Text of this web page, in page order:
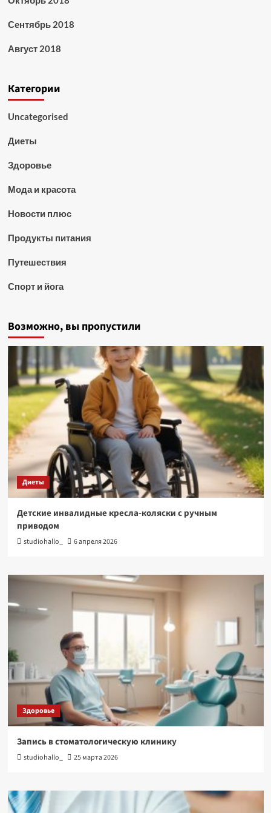
Сентябрь 2018
Август 2018
Категории
Uncategorised
Диеты
Здоровье
Мода и красота
Новости плюс
Продукты питания
Путешествия
Спорт и йога
Возможно, вы пропустили
Диеты
Детские инвалидные кресла-коляски с ручным
приводом
studiohallo_ 6 апреля 2026
Здоровье
Запись в стоматологическую клинику
studiohallo_ 25 марта 2026